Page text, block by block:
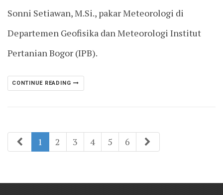
Sonni Setiawan, M.Si., pakar Meteorologi di
Departemen Geofisika dan Meteorologi Institut
Pertanian Bogor (IPB).
CONTINUE READING
1 2 3 4 5 6